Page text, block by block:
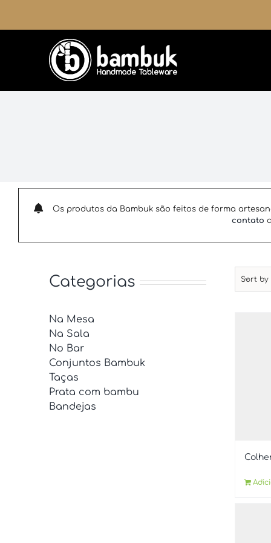
o
Os produtos da Bambuk são feitos de forma
contato
Categorias Sort by
Na Mesa
Na Sala
No Bar
Conjuntos Bambuk
Taças
Prata com bambu
Bandejas